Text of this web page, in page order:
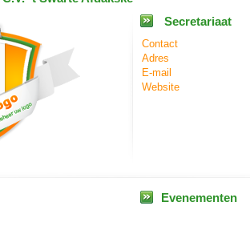
Secretariaat
Contact
Adres
E-mail
Website
Evenementen